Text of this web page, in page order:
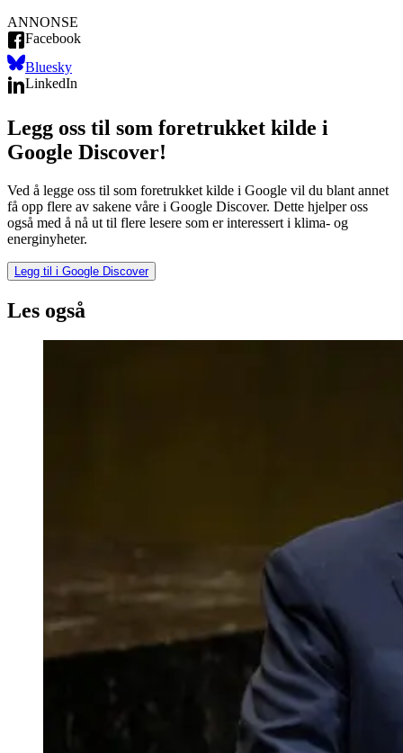
ANNONSE
Facebook
Bluesky
LinkedIn
Legg oss til som foretrukket kilde i
Google Discover!
Ved å legge oss til som foretrukket kilde i Google vil du blant annet
få opp flere av sakene våre i Google Discover. Dette hjelper oss
også med å nå ut til flere lesere som er interessert i klima- og
energinyheter.
Legg til i Google Discover
Les også